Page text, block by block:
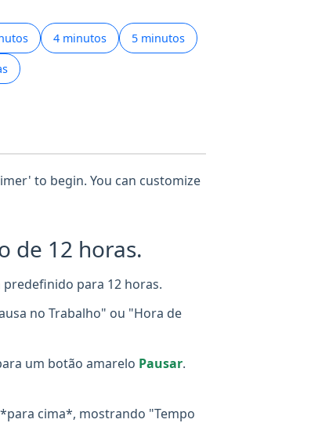
4 minutos 5 minutos
to begin. You can customize
de 12 horas.
para 12 horas.
no Trabalho" ou "Hora de
um botão amarelo Pausar.
cima*, mostrando "Tempo